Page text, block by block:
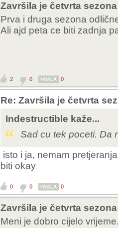
Završila je četvrta
Prva i druga sezona
Ali ajd peta ce biti zadnja
2 0 HVALA 0
Re: Završila je četvrta
Indestructible kaže...
Sad cu tek poceti. Da
isto i ja, nemam
biti okay
0 0 HVALA 0
Završila je četvrta
Meni je dobro cijelo